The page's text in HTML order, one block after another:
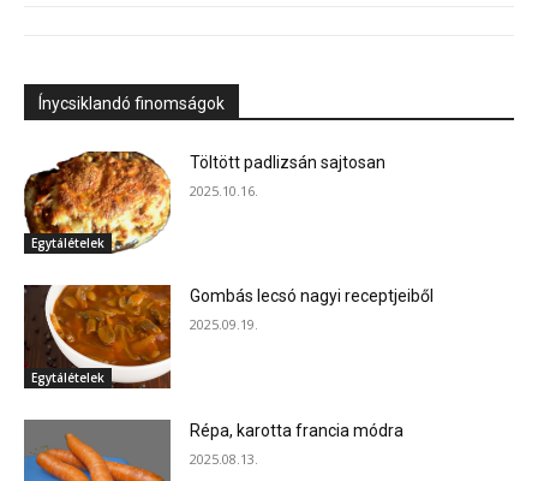
Ínycsiklandó finomságok
Egytálételek
Töltött padlizsán sajtosan
2025.10.16.
Egytálételek
Gombás lecsó nagyi receptjeiből
2025.09.19.
Répa, karotta francia módra
2025.08.13.